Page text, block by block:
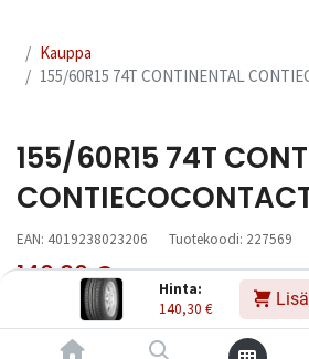
Hinta:
140,30 €
Kauppa
155/60R15 74T CONTINENTAL
155/60R15 74T
EAN: 4019238023206 Tuotekoodi: 227569
140,30€ Sisältää ALV:n/ kpl
Toimittajilla (kotimaa):
Saatavilla